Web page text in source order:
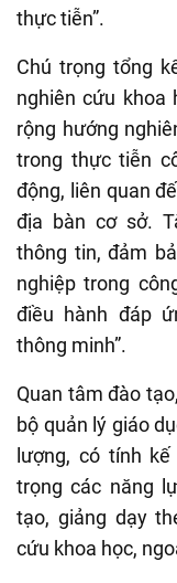
thực tiễn”.
Chú trọng tổng
nghiên cứu khoa
rộng hướng
trong thực tiễn
động, liên quan
địa bàn cơ sở.
thông tin, đảm
nghiệp trong
điều hành đáp
thông minh”.
Quan tâm đào
bộ quản lý giáo
lượng, có tính
trọng các năng
tạo, giảng dạy
cứu khoa học,